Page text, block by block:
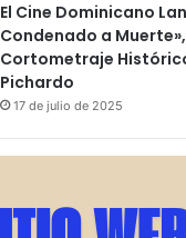
El Cine Dominicano
Condenado a Muerte»,
Cortometraje
Pichardo
17 de julio de 2025